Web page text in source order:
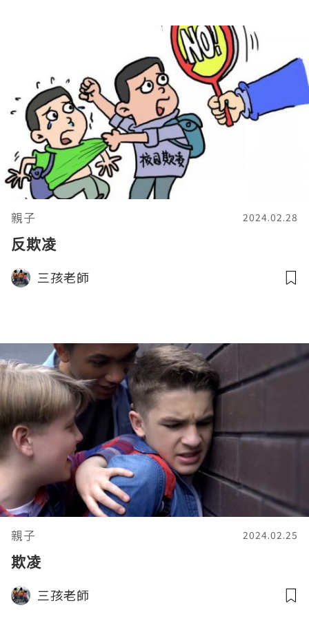
親子 2024.02.28
反欺凌
三孩老師
親子 2024.02.25
欺凌
三孩老師